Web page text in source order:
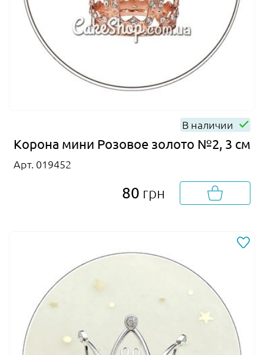
В наличии
Корона мини Розовое золото №2, 3 см
Арт. 019452
80 грн